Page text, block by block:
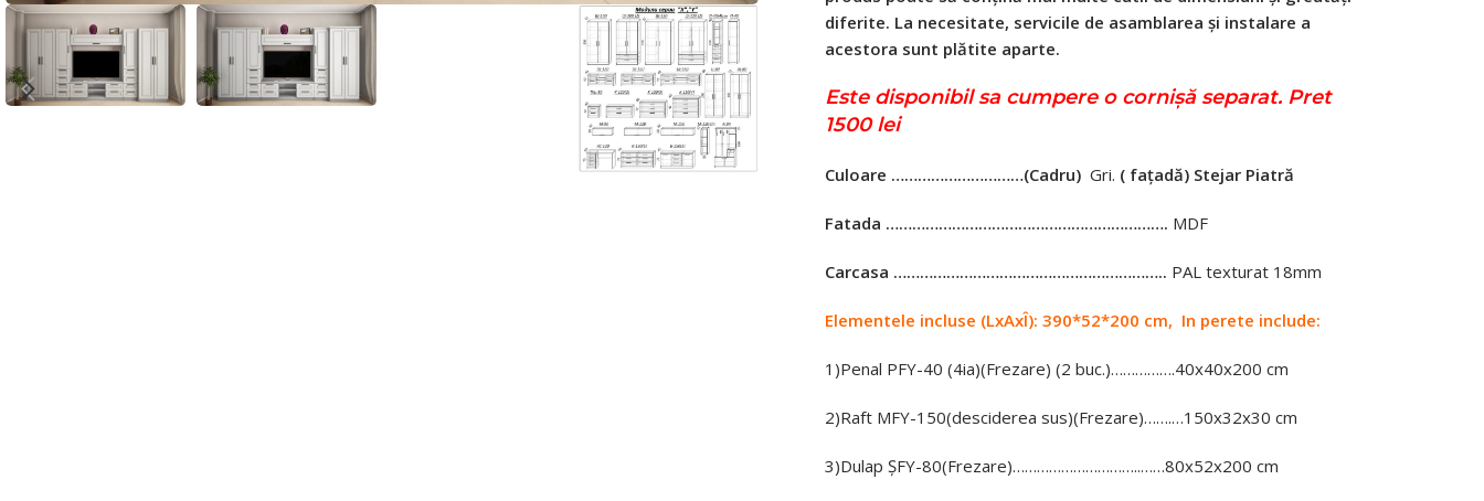
diferite. La necesitate, servicile de asamblarea și instalare a
acestora sunt plătite aparte.
Este disponibil sa cumpere o cornişă separat. Pret
1500 lei
Culoare …………………………(Cadru) Gri. ( fațadă) Stejar Piatră
Fatada ………………………………………………………. MDF
Carcasa …………………………………………………….. PAL texturat 18mm
Elementele incluse (LxAxÎ): 390*52*200 сm, In perete include:
1)Penal PFY-40 (4ia)(Frezare) (2 buc.)…………….40х40х200 cm
2)Raft МFY-150(desciderea sus)(Frezare)…….…150х32х30 cm
3)Dulap ȘFY-80(Frezare)…………………………..……80х52х200 cm